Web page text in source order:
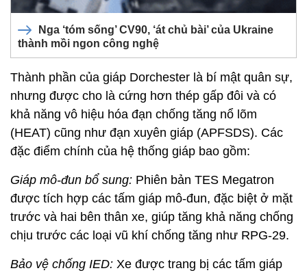
Nga ‘tóm sống’ CV90, ‘át chủ bài’ của Ukraine
thành mồi ngon công nghệ
Thành phần của giáp Dorchester là bí mật quân sự,
nhưng được cho là cứng hơn thép gấp đôi và có
khả năng vô hiệu hóa đạn chống tăng nổ lõm
(HEAT) cũng như đạn xuyên giáp (APFSDS). Các
đặc điểm chính của hệ thống giáp bao gồm:
Giáp mô-đun bổ sung: Phiên bản TES Megatron
được tích hợp các tấm giáp mô-đun, đặc biệt ở mặt
trước và hai bên thân xe, giúp tăng khả năng chống
chịu trước các loại vũ khí chống tăng như RPG-29.
Bảo vệ chống IED: Xe được trang bị các tấm giáp